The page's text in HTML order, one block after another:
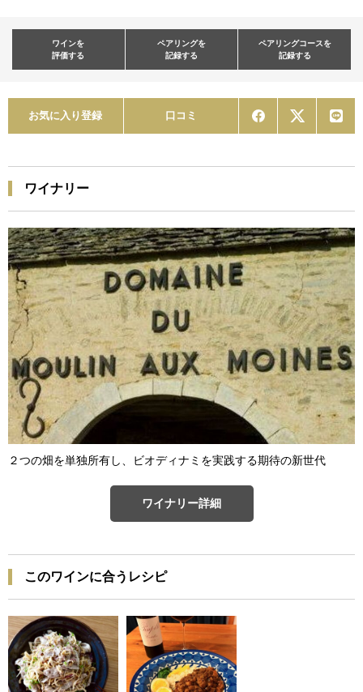
ワインを
評価する
ペアリングを
記録する
ペアリングコースを
記録する
お気に入り登録 口コミ
ワイナリー
２つの畑を単独所有し、ビオディナミを実践する期待の新世代
ワイナリー詳細
このワインに合うレシピ